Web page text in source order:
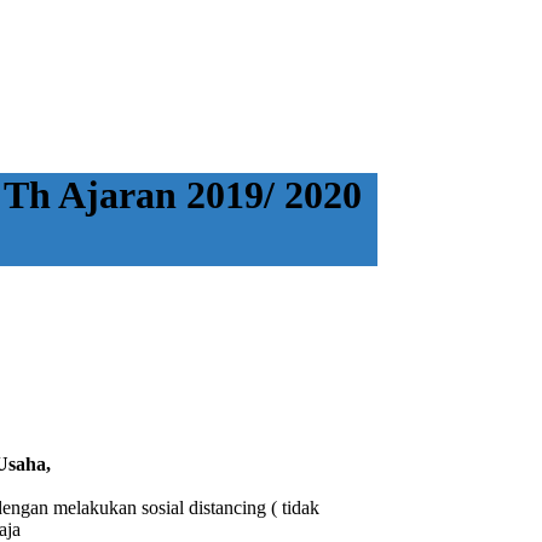
Ajaran 2019/ 2020
melakukan sosial distancing ( tidak